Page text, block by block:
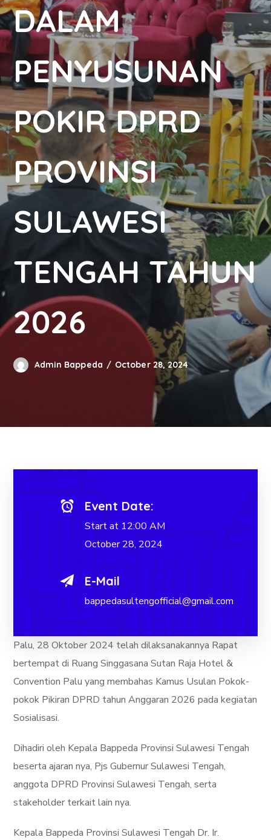
DALAM
PENYUSUNAN
POKIR DPRD
PROVINSI
SULAWESI
TENGAH TAHUN
2026
Admin Bappeda October 28, 2024
Event Date:
Start at 12:00 AM
October 28, 2024
E-Mail
bappedasultengofficial@gmail.com
Palu, 28 Oktober 2024 telah dilaksanakannya Rapat
bertempat di Ruang Singgasana Sutan Raja Hotel &
Convention Palu yang membahas Kamus Usulan Pokok-
pokok Pikiran DPRD tahun Anggaran 2026 pada kegiatan
Sosialisasi.
Dihadiri oleh Kepala Bappeda Provinsi Sulawesi Tengah
beserta ajaran nya, Pjs Gubernur Sulawesi Tengah,
anggota DPRD Provinsi Sulawesi Tengah, serta
stakeholder terkait lain nya.
Kepala Bappeda Provinsi Sulawesi Tengah Dr. Ir.